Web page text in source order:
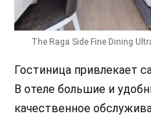
The Raga Side Fine Dining
Гостиница привлекает
В отеле большие и
качественное